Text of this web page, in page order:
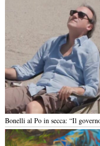
Bonelli al Po in secca: “Il